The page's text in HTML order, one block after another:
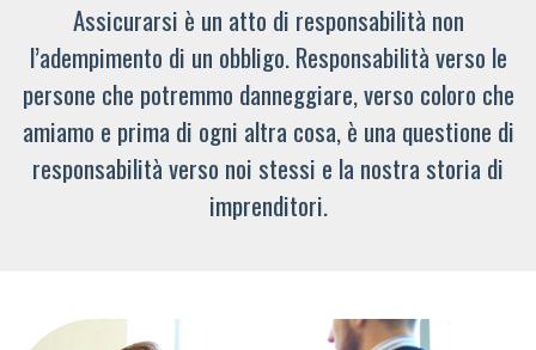
Assicurarsi è un atto di responsabilità non
l’adempimento di un obbligo. Responsabilità verso le
persone che potremmo danneggiare, verso coloro che
amiamo e prima di ogni altra cosa, è una questione di
responsabilità verso noi stessi e la nostra storia di
imprenditori.